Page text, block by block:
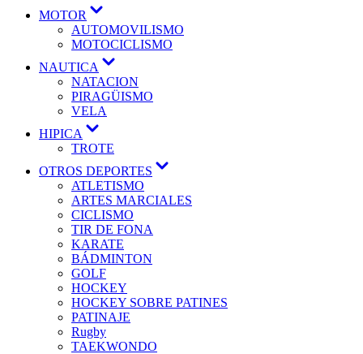
MOTOR
AUTOMOVILISMO
MOTOCICLISMO
NAUTICA
NATACION
PIRAGÜISMO
VELA
HIPICA
TROTE
OTROS DEPORTES
ATLETISMO
ARTES MARCIALES
CICLISMO
TIR DE FONA
KARATE
BÁDMINTON
GOLF
HOCKEY
HOCKEY SOBRE PATINES
PATINAJE
Rugby
TAEKWONDO